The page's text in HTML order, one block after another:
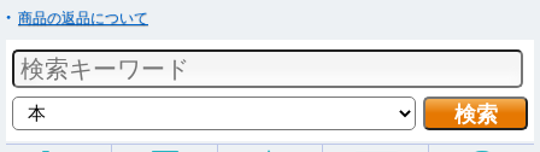
商品の返品について